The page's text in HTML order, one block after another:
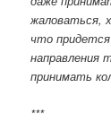
жаловаться,
что
направления
принимать
***